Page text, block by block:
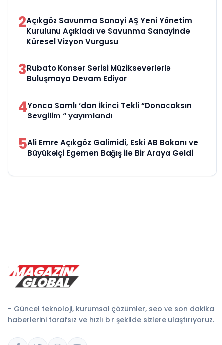
2Açıkgöz Savunma Sanayi AŞ Yeni Yönetim
Kurulunu Açıkladı ve Savunma Sanayinde
Küresel Vizyon Vurgusu
3Rubato Konser Serisi Müzikseverlerle
Buluşmaya Devam Ediyor
4Yonca Samlı ‘dan İkinci Tekli “Donacaksın
Sevgilim “ yayımlandı
5Ali Emre Açıkgöz Galimidi, Eski AB Bakanı ve
Büyükelçi Egemen Bağış ile Bir Araya Geldi
- Güncel teknoloji, kurumsal çözümler, seo ve son dakika
haberlerini tarafsız ve hızlı bir şekilde sizlere ulaştırıyoruz.